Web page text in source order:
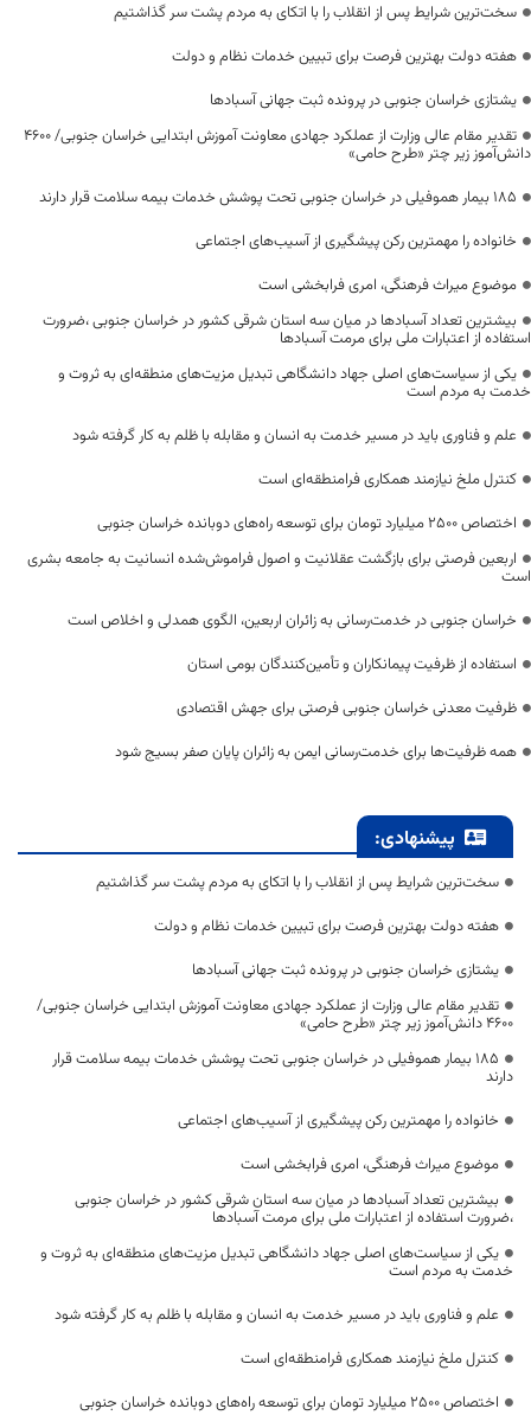
سخت‌ترین شرایط پس از انقلاب را با اتکای به مردم پشت سر گذاشتیم
هفته دولت بهترین فرصت برای تبیین خدمات نظام و دولت
یشتازی خراسان جنوبی در پرونده ثبت جهانی آسبادها
تقدیر مقام عالی وزارت از عملکرد جهادی معاونت آموزش ابتدایی خراسان جنوبی/ ۴۶۰۰
دانش‌آموز زیر چتر «طرح حامی»
۱۸۵ بیمار هموفیلی در خراسان جنوبی تحت پوشش خدمات بیمه سلامت قرار دارند
خانواده را مهمترین رکن پیشگیری از آسیب‌های اجتماعی
موضوع میراث فرهنگی، امری فرابخشی است
بیشترین تعداد آسبادها در میان سه استان شرقی کشور در خراسان جنوبی ،ضرورت
استفاده از اعتبارات ملی برای مرمت آسبادها
یکی از سیاست‌های اصلی جهاد دانشگاهی تبدیل مزیت‌های منطقه‌ای به ثروت و
خدمت به مردم است
علم و فناوری باید در مسیر خدمت به انسان و مقابله با ظلم به کار گرفته شود
کنترل ملخ نیازمند همکاری فرامنطقه‌ای است
اختصاص 2500 میلیارد تومان برای توسعه راه‌های دوبانده خراسان جنوبی
اربعین فرصتی برای بازگشت عقلانیت و اصول فراموش‌شده انسانیت به جامعه بشری
است
خراسان جنوبی در خدمت‌رسانی به زائران اربعین، الگوی همدلی و اخلاص است
استفاده از ظرفیت پیمانکاران و تأمین‌کنندگان بومی استان
ظرفیت معدنی خراسان جنوبی فرصتی برای جهش اقتصادی
همه ظرفیت‌ها برای خدمت‌رسانی ایمن به زائران پایان صفر بسیج شود
پیشنهادی:
سخت‌ترین شرایط پس از انقلاب را با اتکای به مردم پشت سر گذاشتیم
هفته دولت بهترین فرصت برای تبیین خدمات نظام و دولت
یشتازی خراسان جنوبی در پرونده ثبت جهانی آسبادها
تقدیر مقام عالی وزارت از عملکرد جهادی معاونت آموزش ابتدایی خراسان جنوبی/
۴۶۰۰ دانش‌آموز زیر چتر «طرح حامی»
۱۸۵ بیمار هموفیلی در خراسان جنوبی تحت پوشش خدمات بیمه سلامت قرار
دارند
خانواده را مهمترین رکن پیشگیری از آسیب‌های اجتماعی
موضوع میراث فرهنگی، امری فرابخشی است
بیشترین تعداد آسبادها در میان سه استان شرقی کشور در خراسان جنوبی
،ضرورت استفاده از اعتبارات ملی برای مرمت آسبادها
یکی از سیاست‌های اصلی جهاد دانشگاهی تبدیل مزیت‌های منطقه‌ای به ثروت و
خدمت به مردم است
علم و فناوری باید در مسیر خدمت به انسان و مقابله با ظلم به کار گرفته شود
کنترل ملخ نیازمند همکاری فرامنطقه‌ای است
اختصاص 2500 میلیارد تومان برای توسعه راه‌های دوبانده خراسان جنوبی